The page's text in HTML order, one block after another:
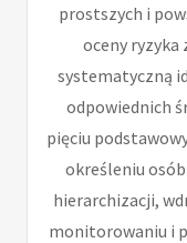
prostszych i
oceny
systematyczną
odpowiednich
pięciu
określeniu
hierarchizacji,
monitorowaniu i